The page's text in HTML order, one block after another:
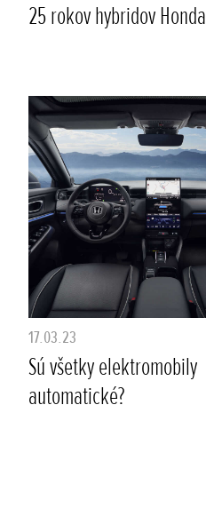
25 rokov hybridov Honda
17.03.23
Sú všetky elektromobily
automatické?